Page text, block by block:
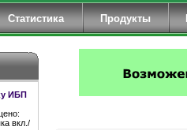
Статистика Продукты
ИБП
вкл./